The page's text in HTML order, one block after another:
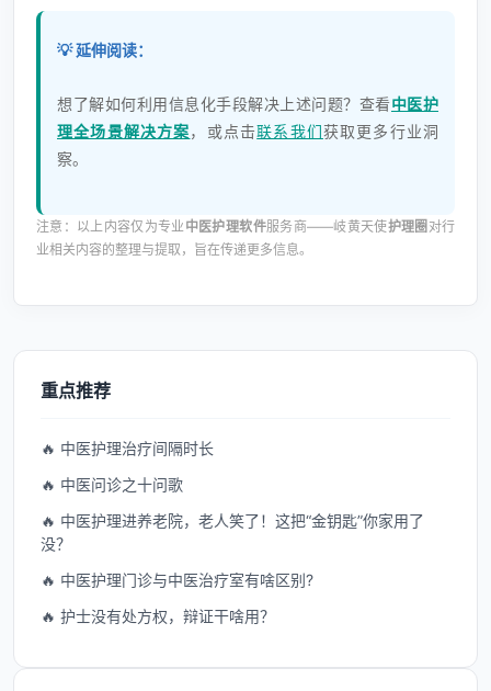
💡 延伸阅读：
想了解如何利用信息化手段解决上述问题？查看中医护
理全场景解决方案，或点击联系我们获取更多行业洞
察。
注意：以上内容仅为专业中医护理软件服务商——岐黄天使护理圈 对行
业相关内容的整理与提取，旨在传递更多信息。
重点推荐
🔥 中医护理治疗间隔时长
🔥 中医问诊之十问歌
🔥 中医护理进养老院，老人笑了！这把“金钥匙”你家用了
没？
🔥 中医护理门诊与中医治疗室有啥区别?
🔥 护士没有处方权，辩证干啥用？